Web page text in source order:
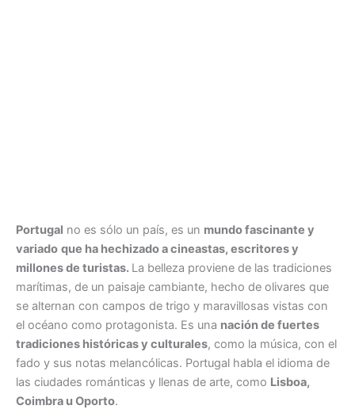
Portugal no es sólo un país, es un mundo fascinante y
variado que ha hechizado a cineastas, escritores y
millones de turistas. La belleza proviene de las tradiciones
marítimas, de un paisaje cambiante, hecho de olivares que
se alternan con campos de trigo y maravillosas vistas con
el océano como protagonista. Es una nación de fuertes
tradiciones históricas y culturales, como la música, con el
fado y sus notas melancólicas. Portugal habla el idioma de
las ciudades románticas y llenas de arte, como Lisboa,
Coimbra u Oporto.